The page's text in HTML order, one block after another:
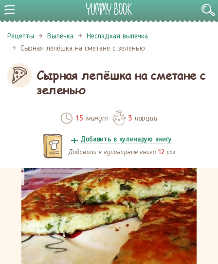
Рецепты Выпечка
Несладкая выпечка
Сырная лепёшка на сметане с зеленью
Сырная лепёшка на сметане с
зеленью
15 минут 3порции
Добавить в кулинарую книгу
Добавили в кулинарные книги 12 раз